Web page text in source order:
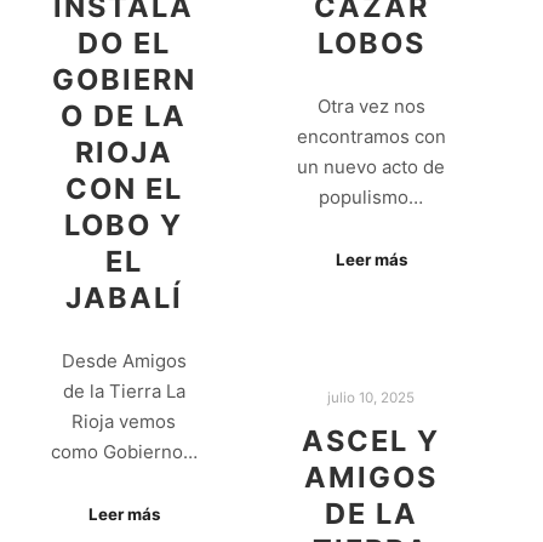
DO EL
GOBIERN
O DE LA
RIOJA
CON EL
LOBO Y
EL
JABALÍ
Desde Amigos
de la Tierra La
Rioja vemos
como Gobierno…
Leer más
LOBOS
Otra vez nos
encontramos con
un nuevo acto de
populismo…
Leer más
julio 10, 2025
ASCEL Y
AMIGOS
DE LA